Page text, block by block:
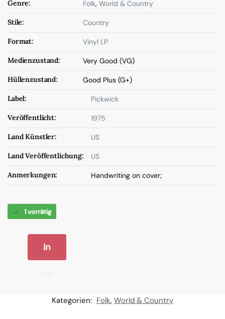
Genre: Folk, World & Country
Stile: Country
Format: Vinyl LP
Medienzustand: Very Good (VG)
Hüllenzustand: Good Plus (G+)
Label: Pickwick
Veröffentlicht: 1975
Land Künstler: US
Land Veröffentlichung: US
Anmerkungen: Handwriting on cover;
1 vorrätig
In
Kategorien: Folk, World & Country